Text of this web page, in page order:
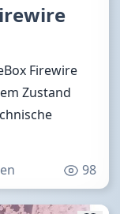
Firewire
Zustand
98